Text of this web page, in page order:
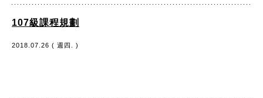
107級課程規劃
2018.07.26 ( 週四. )